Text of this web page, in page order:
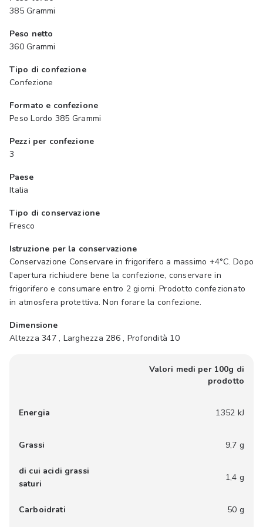
385 Grammi
Peso netto
360 Grammi
Tipo di confezione
Confezione
Formato e confezione
Peso Lordo 385 Grammi
Pezzi per confezione
3
Paese
Italia
Tipo di conservazione
Fresco
Istruzione per la conservazione
Conservazione Conservare in frigorifero a massimo +4°C. Dopo
l'apertura richiudere bene la confezione, conservare in
frigorifero e consumare entro 2 giorni. Prodotto confezionato
in atmosfera protettiva. Non forare la confezione.
Dimensione
Altezza 347 , Larghezza 286 , Profondità 10
Valori medi per 100g di
prodotto
Energia 1352 kJ
Grassi 9,7 g
di cui acidi grassi
saturi
1,4 g
Carboidrati 50 g